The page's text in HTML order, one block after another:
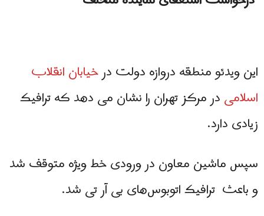
این ویدئو منطقه دروازه دولت درخیابان انقلاب
اسلامیدر مرکز تهران را نشان می دهد که ترافیک
زیادی دارد.
سپس ماشین معاون در ورودی خط ویژه متوقف شد
و باعث ترافیک اتوبوس‌های بی آر تی شد.